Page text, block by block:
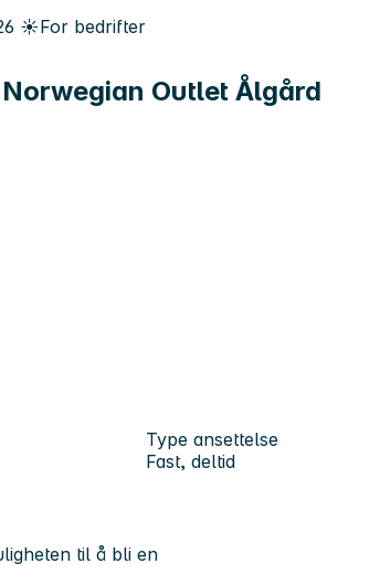
☀️For bedrifter
Outlet Ålgård
Type ansettelse
Fast, deltid
til å bli en